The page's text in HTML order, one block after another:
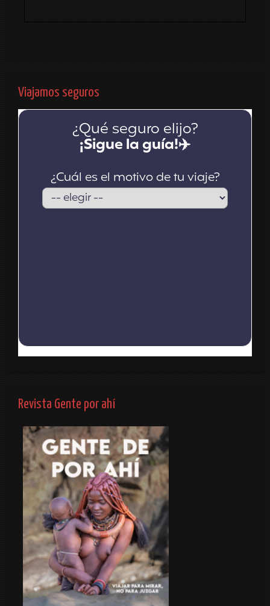
Viajamos seguros
Revista Gente por ahí